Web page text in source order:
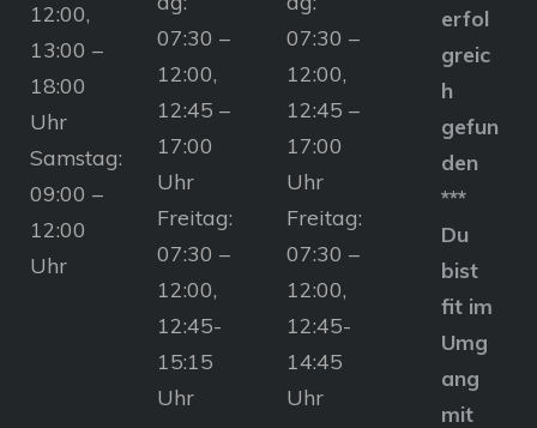
12:00,
13:00 –
18:00
Uhr
Samstag:
09:00 –
12:00
Uhr
07:30 –
12:00,
12:45 –
17:00
Uhr
Freitag:
07:30 –
12:00,
12:45-
15:15
Uhr
07:30 –
12:00,
12:45 –
17:00
Uhr
Freitag:
07:30 –
12:00,
12:45-
14:45
Uhr
erfol
greic
h
gefun
den
***
Du
bist
fit im
Umg
ang
mit